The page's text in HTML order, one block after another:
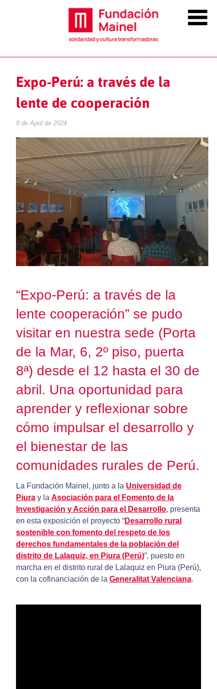
Expo-Perú: a través de la
lente de cooperación
9 de April de 2024
“Expo-Perú: a través de la
lente cooperación” se pudo
visitar en nuestra sede (Porta
de la Mar, 6, 2º piso, puerta
8ª) desde el 12 hasta el 30 de
abril. Una oportunidad para
aprender y reflexionar sobre
cómo impulsar el desarrollo y
el bienestar de las
comunidades rurales de Perú.
La Fundación Mainel, junto a la Universidad de
Piuray la Asociación para el Fomento de la
Investigación y Acción para el Desarrollo, presenta
en esta exposición el proyecto “Desarrollo rural
sostenible con fomento del respeto de los
derechos fundamentales de la población del
distrito de Lalaquiz, en Piura (Perú)”, puesto en
marcha en el distrito rural de Lalaquiz en Piura (Perú),
con la cofinanciación de la Generalitat Valenciana.